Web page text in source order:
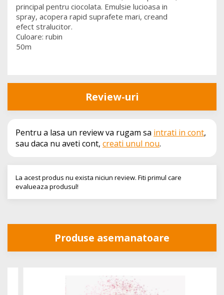
principal pentru ciocolata. Emulsie lucioasa in
spray, acopera rapid suprafete mari, creand
efect stralucitor.
Culoare: rubin
50m
Review-uri
Pentru a lasa un review va rugam sa intrati in cont,
sau daca nu aveti cont, creati unul nou.
La acest produs nu exista niciun review. Fiti primul care
evalueaza produsul!
Produse asemanatoare